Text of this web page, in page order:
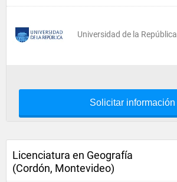
Universidad de la República
Solicitar información
Licenciatura en Geografía
(Cordón, Montevideo)